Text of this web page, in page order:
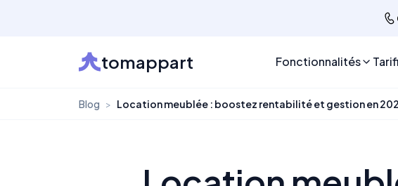
tomappart Fonctionnalités
Blog > Location meublée : boostez rentabilité et gestion en